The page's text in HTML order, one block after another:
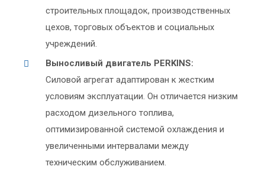
строительных площадок, производственных
цехов, торговых объектов и социальных
учреждений.
Выносливый двигатель PERKINS:
Силовой агрегат адаптирован к жестким
условиям эксплуатации. Он отличается низким
расходом дизельного топлива,
оптимизированной системой охлаждения и
увеличенными интервалами между
техническим обслуживанием.